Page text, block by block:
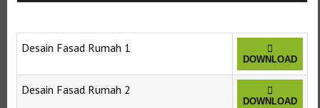
Desain Fasad Rumah 1
DOWNLOAD
Desain Fasad Rumah 2
DOWNLOAD